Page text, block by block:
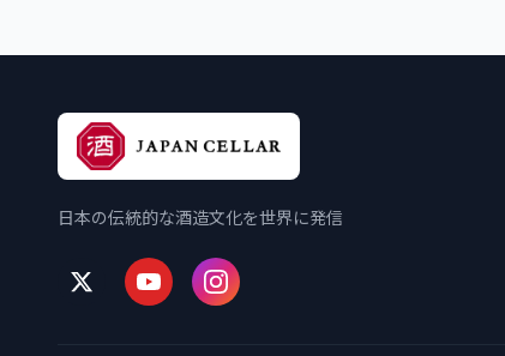
日本の伝統的な酒造文化を世界に発信